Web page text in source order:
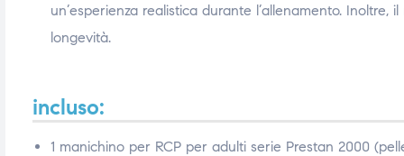
un’esperienza realistica durante l’allenamento.
longevità.
incluso:
1 manichino per RCP per adulti serie Prestan 2000